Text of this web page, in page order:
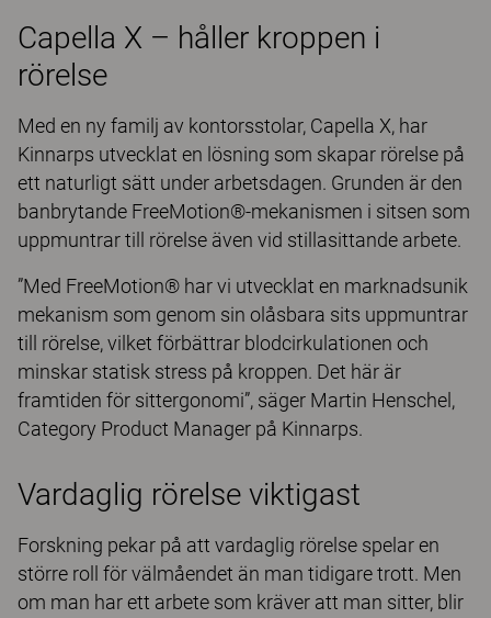
Capella X – håller kroppen i
rörelse
Med en ny familj av kontorsstolar, Capella X, har
Kinnarps utvecklat en lösning som skapar rörelse på
ett naturligt sätt under arbetsdagen. Grunden är den
banbrytande FreeMotion®-mekanismen i sitsen som
uppmuntrar till rörelse även vid stillasittande arbete.
”Med FreeMotion® har vi utvecklat en marknadsunik
mekanism som genom sin olåsbara sits uppmuntrar
till rörelse, vilket förbättrar blodcirkulationen och
minskar statisk stress på kroppen. Det här är
framtiden för sittergonomi”, säger Martin Henschel,
Category Product Manager på Kinnarps.
Vardaglig rörelse viktigast
Forskning pekar på att vardaglig rörelse spelar en
större roll för välmåendet än man tidigare trott. Men
om man har ett arbete som kräver att man sitter, blir